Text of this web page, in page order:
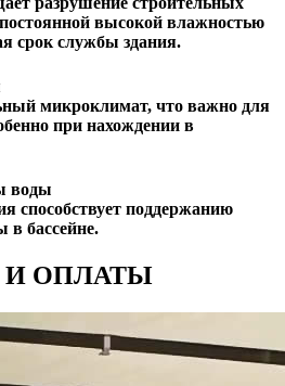
высокой влажностью
срок службы здания.
микроклимат, что важно для
при нахождении в
воды
способствует поддержанию
в бассейне.
И ОПЛАТЫ